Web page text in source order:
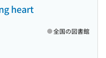
heart
全国の図書館